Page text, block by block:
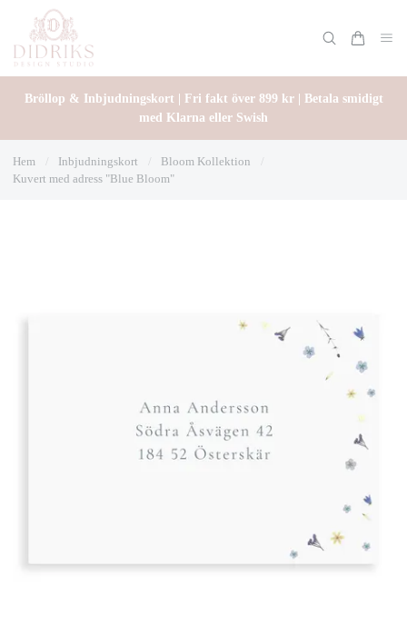
Bröllop & Inbjudningskort | Fri fakt över 899 kr | Betala smidigt
med Klarna eller Swish
Hem Inbjudningskort Bloom Kollektion
Kuvert med adress "Blue Bloom"